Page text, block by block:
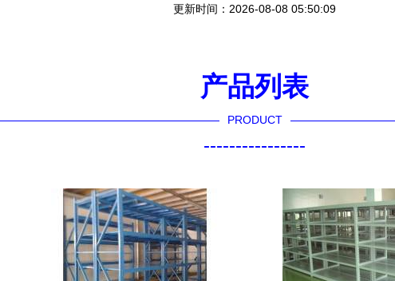
更新时间：2026-08-08 05:50:09
产品列表
PRODUCT
----------------